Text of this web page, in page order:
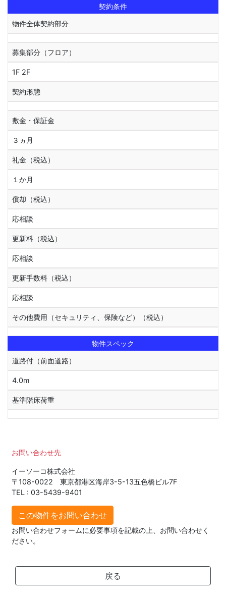
契約条件
物件全体契約部分
募集部分（フロア）
1F 2F
契約形態
敷金・保証金
３ヵ月
礼金（税込）
１か月
償却（税込）
応相談
更新料（税込）
応相談
更新手数料（税込）
応相談
その他費用（セキュリティ、保険など）（税込）
物件スペック
道路付（前面道路）
4.0m
基準階床荷重
お問い合わせ先
イーソーコ株式会社
〒108-0022 東京都港区海岸3-5-13五色橋ビル7F
TEL : 03-5439-9401
この物件をお問い合わせ
お問い合わせフォームに必要事項を記載の上、お問い合わせく
ださい。
戻る